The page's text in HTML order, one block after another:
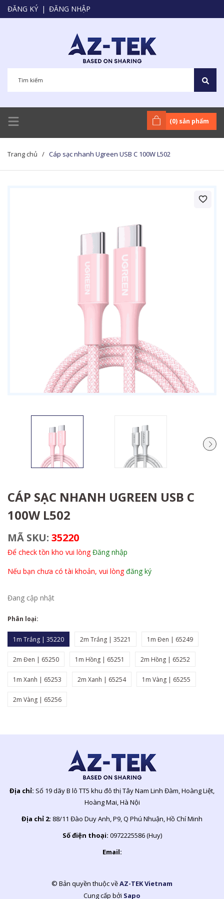
ĐĂNG KÝ | ĐĂNG NHẬP
(0) sản phẩm
Trang chủ / Cáp sạc nhanh Ugreen USB C 100W L502
CÁP SẠC NHANH UGREEN USB C
100W L502
MÃ SKU: 35220
Để check tồn kho vui lòngĐăng nhập
Nếu bạn chưa có tài khoản, vui lòngđăng ký
Đang cập nhật
Phân loại:
1m Trắng | 35220 2m Trắng | 35221 1m Đen | 65249
2m Đen | 65250 1m Hồng | 65251 2m Hồng | 65252
1m Xanh | 65253 2m Xanh | 65254 1m Vàng | 65255
2m Vàng | 65256
Địa chỉ: Số 19 dãy B lô TT5 khu đô thị Tây Nam Linh Đàm, Hoàng Liệt,
Hoàng Mai, Hà Nội
Địa chỉ 2: 88/11 Đào Duy Anh, P9, Q Phú Nhuận, Hồ Chí Minh
Số điện thoại: 0972225586 (Huy)
Email:
© Bản quyền thuộc vềAZ-TEK Vietnam
Cung cấp bởi Sapo